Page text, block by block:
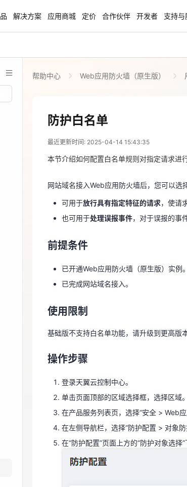
增
安全隔离版OpenClaw NEW
企业出海解决方案
助力您的业务扬帆出海，通达全球！
免费活动
免费试用中心 HOT
多款云产品免费试用，快来开启云上之旅
解决方案 应用商城 定价 合作伙伴 开发者 支持与
帮助中心 Web应用防火墙（原生版）
防护白名单
最近更新时间: 2025-04-14 15:43:35
2025-04-14 07:43:35
网站域名接入Web应用防火墙后，您可以选
可用于放行具有指定特征的请求，使请
前提条件
已完成网站域名接入。
使用限制
操作步骤
单击页面顶部的区域选择框，选择区域。
在左侧导航栏，选择“防护配置 > 对象
在“防护配置”页面上方的“防护对象选择
本节介绍如何配置白名单规则对指定请求进
网站域名接入Web应用防火墙后，您可以选
可用于放行具有指定特征的请求，使请
也可用于处理误报事件，对于误报的事
前提条件
已开通Web应用防火墙（原生版）实例。
已完成网站域名接入。
使用限制
基础版不支持白名单功能，请升级到更高版
操作步骤
登录天翼云控制中心。
单击页面顶部的区域选择框，选择区域。
在产品服务列表页，选择“安全 > Web应
在左侧导航栏，选择“防护配置 > 对象防
在“防护配置”页面上方的“防护对象选择